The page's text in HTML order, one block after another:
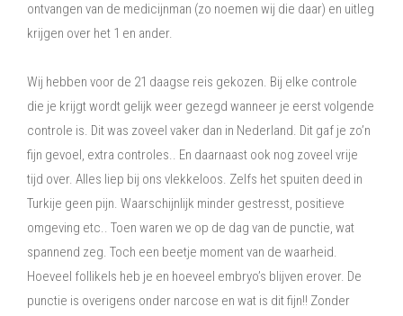
ontvangen van de medicijnman (zo noemen wij die daar) en uitleg
krijgen over het 1 en ander.
Wij hebben voor de 21 daagse reis gekozen. Bij elke controle
die je krijgt wordt gelijk weer gezegd wanneer je eerst volgende
controle is. Dit was zoveel vaker dan in Nederland. Dit gaf je zo’n
fijn gevoel, extra controles.. En daarnaast ook nog zoveel vrije
tijd over. Alles liep bij ons vlekkeloos. Zelfs het spuiten deed in
Turkije geen pijn. Waarschijnlijk minder gestresst, positieve
omgeving etc.. Toen waren we op de dag van de punctie, wat
spannend zeg. Toch een beetje moment van de waarheid.
Hoeveel follikels heb je en hoeveel embryo’s blijven erover. De
punctie is overigens onder narcose en wat is dit fijn!! Zonder